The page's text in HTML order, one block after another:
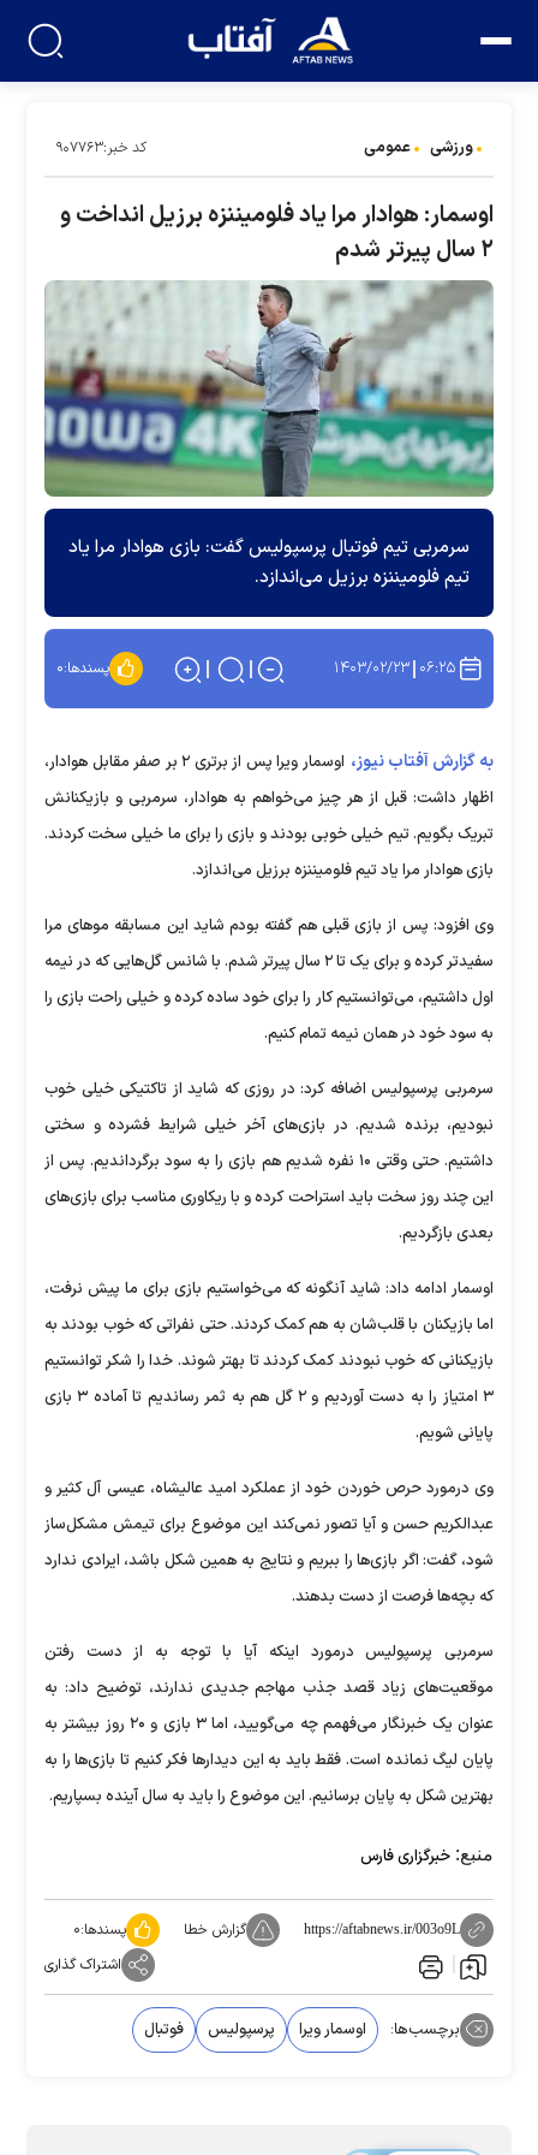
ورزشی عمومی کد خبر:۹۰۷۷۶۳
اوسمار: هوادار مرا یاد فلومیننزه برزیل انداخت و
۲ سال پیرتر شدم
سرمربی تیم فوتبال پرسپولیس گفت: بازی هوادار مرا یاد
تیم فلومیننزه برزیل می‌اندازد.
۰۶:۲۵ ۱۴۰۳/۰۲/۲۳ پسندها:۰
به گزارش آفتاب نیوز،
اوسمار ویرا پس از برتری ۲ بر صفر مقابل هوادار،
اظهار داشت: قبل از هر چیز می‌خواهم به هوادار، سرمربی و بازیکنانش
تبریک بگویم. تیم خیلی خوبی بودند و بازی را برای ما خیلی سخت کردند.
بازی هوادار مرا یاد تیم فلومیننزه برزیل می‌اندازد.
وی افزود: پس از بازی قبلی هم گفته بودم شاید این مسابقه مو‌های مرا
سفیدتر کرده و برای یک تا ۲ سال پیرتر شدم. با شانس گل‌هایی که در نیمه
اول داشتیم، می‌توانستیم کار را برای خود ساده کرده و خیلی راحت بازی را
به سود خود در همان نیمه تمام کنیم.
سرمربی پرسپولیس اضافه کرد: در روزی که شاید از تاکتیکی خیلی خوب
نبودیم، برنده شدیم. در بازی‌های آخر خیلی شرایط فشرده و سختی
داشتیم. حتی وقتی ۱۰ نفره شدیم هم بازی را به سود برگرداندیم. پس از
این چند روز سخت باید استراحت کرده و با ریکاوری مناسب برای بازی‌های
بعدی بازگردیم.
اوسمار ادامه داد: شاید آنگونه که می‌خواستیم بازی برای ما پیش نرفت،
اما بازیکنان با قلب‌شان به هم کمک کردند. حتی نفراتی که خوب بودند به
بازیکنانی که خوب نبودند کمک کردند تا بهتر شوند. خدا را شکر توانستیم
۳ امتیاز را به دست آوردیم و ۲ گل هم به ثمر رساندیم تا آماده ۳ بازی
پایانی شویم.
وی درمورد حرص خوردن خود از عملکرد امید عالیشاه، عیسی آل کثیر و
عبدالکریم حسن و آیا تصور نمی‌کند این موضوع برای تیمش مشکل‌ساز
شود، گفت: اگر بازی‌ها را ببریم و نتایج به همین شکل باشد، ایرادی ندارد
که بچه‌ها فرصت از دست بدهند.
سرمربی پرسپولیس درمورد اینکه آیا با توجه به از دست رفتن
موقعیت‌های زیاد قصد جذب مهاجم جدیدی ندارند، توضیح داد: به
عنوان یک خبرنگار می‌فهمم چه می‌گویید، اما ۳ بازی و ۲۰ روز بیشتر به
پایان لیگ نمانده است. فقط باید به این دیدار‌ها فکر کنیم تا بازی‌ها را به
بهترین شکل به پایان برسانیم. این موضوع را باید به سال آینده بسپاریم.
منبع: خبرگزاری فارس
https://aftabnews.ir/003o9L گزارش خطا پسندها:۰
اشتراک گذاری
برچسب‌ها: اوسمار ویرا پرسپولیس فوتبال